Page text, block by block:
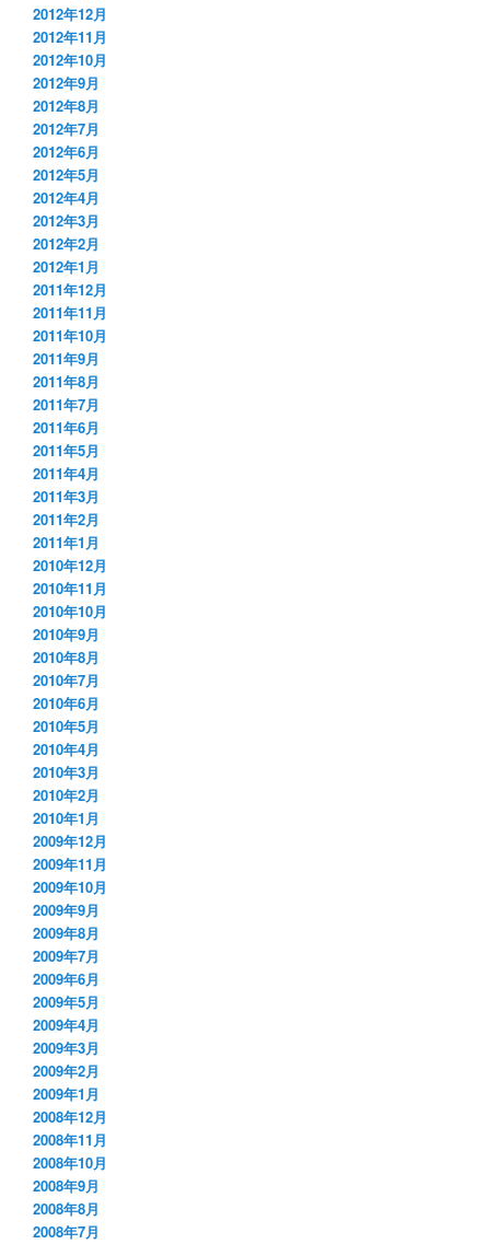
2012年12月
2012年11月
2012年10月
2012年9月
2012年8月
2012年7月
2012年6月
2012年5月
2012年4月
2012年3月
2012年2月
2012年1月
2011年12月
2011年11月
2011年10月
2011年9月
2011年8月
2011年7月
2011年6月
2011年5月
2011年4月
2011年3月
2011年2月
2011年1月
2010年12月
2010年11月
2010年10月
2010年9月
2010年8月
2010年7月
2010年6月
2010年5月
2010年4月
2010年3月
2010年2月
2010年1月
2009年12月
2009年11月
2009年10月
2009年9月
2009年8月
2009年7月
2009年6月
2009年5月
2009年4月
2009年3月
2009年2月
2009年1月
2008年12月
2008年11月
2008年10月
2008年9月
2008年8月
2008年7月